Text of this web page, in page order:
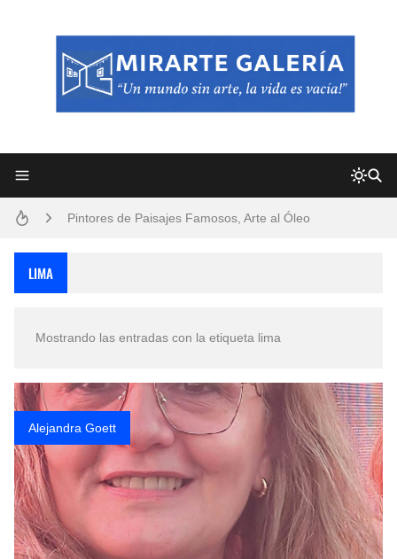
Pintores de Paisajes Famosos, Arte al Óleo
San Valentín Dibujos a Lápiz del 14 de Febrero
Rostros Bellos, La Perfección del Dibujo A Lápiz, Biryulina Vita
Fotos Artísticas de las Actrices de Hollywood Más Bellas del Mundo
Que significan los cuadros de negras africanas?
El mundo del arte en pintura surrealista
LIMA
Mostrando las entradas con la etiqueta lima
Alejandra Goett